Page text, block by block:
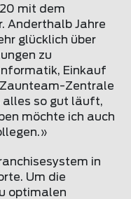
mit dem
Anderthalb Jahre
glücklich über
zu
Einkauf
Zentrale
alles so gut läuft,
möchte ich auch
in
Um die
optimalen